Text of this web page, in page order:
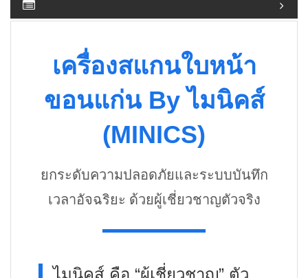
เครื่องสแกนใบหน้า
ขอนแก่น By ไมนิคส์
(MINICS)
ยกระดับความปลอดภัยและระบบบันทึก
เวลาอัจฉริยะ ด้วยผู้เชี่ยวชาญตัวจริง
ไมนิคส์ คือ “ผู้เชี่ยวชาญ” ตัว